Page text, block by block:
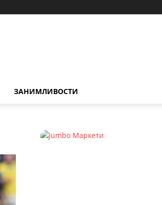
ЗАНИМЛИВОСТИ